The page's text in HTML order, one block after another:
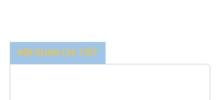
NỘI DUNG CHI TIẾT